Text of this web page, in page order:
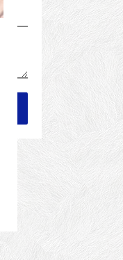
L'eau de
maison
Une toiture
les lichens.
défaillante.
certains
qui s'avère
produit est
d'alarme sur